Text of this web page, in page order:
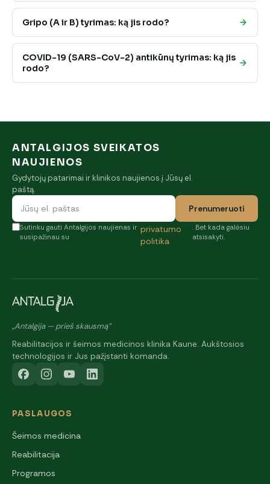
Gripo (A ir B) tyrimas: ką jis rodo?
COVID-19 (SARS-CoV-2) antikūnų tyrimas: ką jis
rodo?
ANTALGIJOS SVEIKATOS
NAUJIENOS
Gydytojų patarimai ir klinikos naujienos į Jūsų el.
paštą.
Prenumeruoti
Sutinku gauti Antalgijos naujienas ir
susipažinau su
privatumo
politika
. Bet kada galėsiu
atsisakyti.
„Antalgija — prieš skausmą"
Reabilitacijos ir šeimos medicinos klinika Kaune. Aukštosios
technologijos ir Jus pažįstanti komanda.
PASLAUGOS
Šeimos medicina
Reabilitacija
Programos